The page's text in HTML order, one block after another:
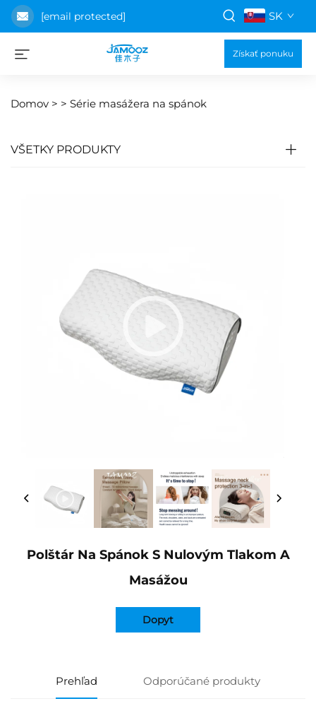
[email protected] SK
Získať ponuku
Domov > > Série masážera na spánok
VŠETKY PRODUKTY
Polštár Na Spánok S Nulovým Tlakom A
Masážou
Dopyt
Prehľad Odporúčané produkty